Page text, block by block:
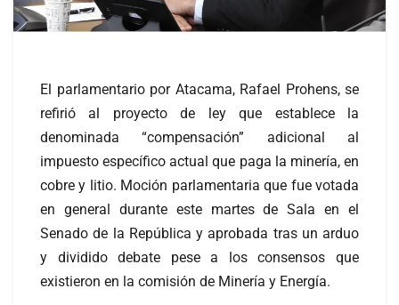
El parlamentario por Atacama, Rafael Prohens, se
refirió al proyecto de ley que establece la
denominada “compensación” adicional al
impuesto específico actual que paga la minería, en
cobre y litio. Moción parlamentaria que fue votada
en general durante este martes de Sala en el
Senado de la República y aprobada tras un arduo
y dividido debate pese a los consensos que
existieron en la comisión de Minería y Energía.